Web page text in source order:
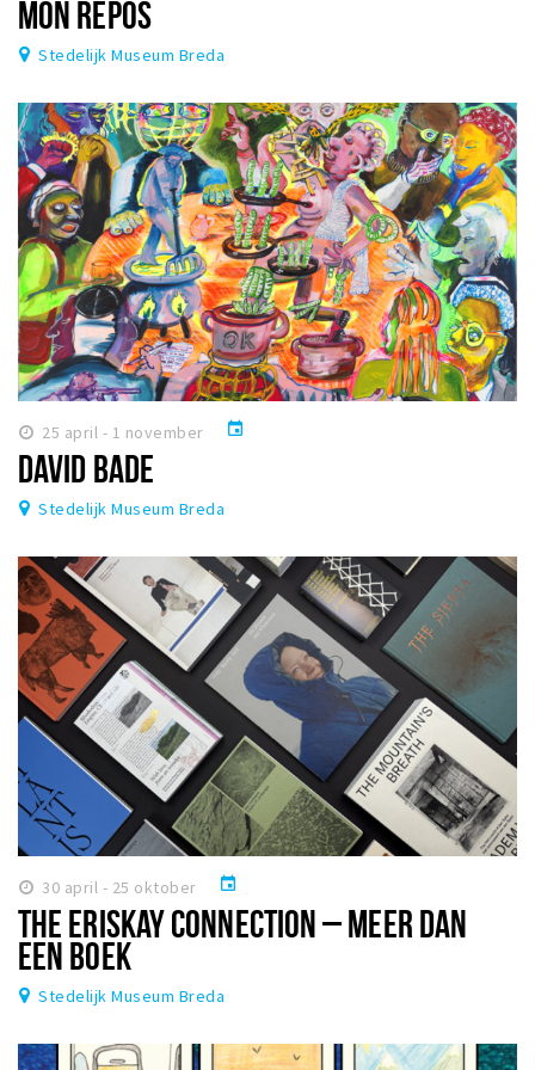
MON REPOS
Stedelijk Museum Breda
25 april - 1 november event
DAVID BADE
Stedelijk Museum Breda
30 april - 25 oktober event
THE ERISKAY CONNECTION – MEER DAN
EEN BOEK
Stedelijk Museum Breda